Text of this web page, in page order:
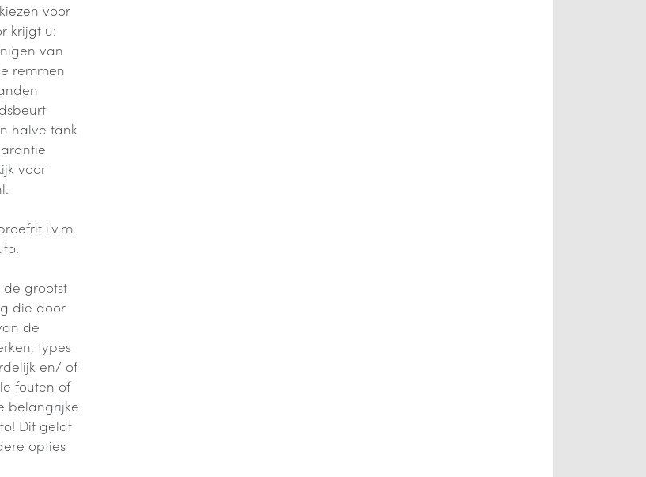
voor
krijgt u:
van
remmen
halve tank
voor
i.v.m.
grootst
die door
de
types
en/ of
fouten of
belangrijke
Dit geldt
opties